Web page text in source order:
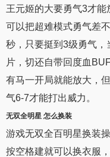
王元姬的大要勇气3才能
可以把超难模式勇气差
秒，只要挺到3级勇气
片，切还自带回度血
有马一开局就能放大，
气6-7才能打出威力。
无双全明星 怎么换装
游戏无双全百明星换装
按空格建就可以换衣服